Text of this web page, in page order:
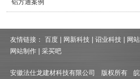
铝方通案例
友情链接： 百度 网新科技 诏业科技 网
网站制作
采买吧
安徽法仕龙建材科技有限公司 版权所有